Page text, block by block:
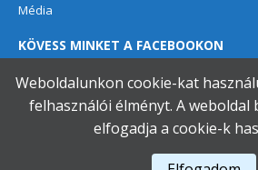
Média
KÖVESS MINKET A FACEBOOKON
Dunavarsányi Közös
Weboldalunkon cookie-kat
felhasználói élményt. A weboldal
elfogadja a cookie-k